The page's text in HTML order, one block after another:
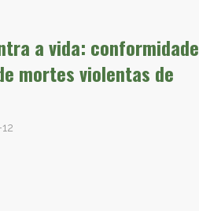
a vida: conformidade
mortes violentas de